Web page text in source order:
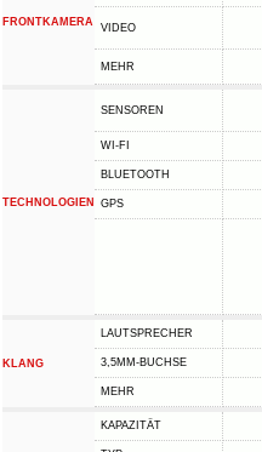
FRONTKAMERA VIDEO
MEHR
TECHNOLOGIEN
SENSOREN
WI-FI
BLUETOOTH
GPS
KLANG
LAUTSPRECHER
3,5MM-BUCHSE
MEHR
KAPAZITÄT